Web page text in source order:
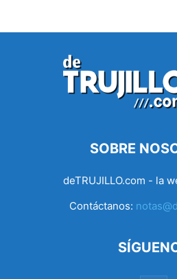
SOBRE
deTRUJILLO.com - la
Contáctanos: